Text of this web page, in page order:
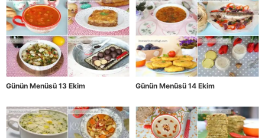
Günün Menüsü 13 Ekim Günün Menüsü 14 Ekim